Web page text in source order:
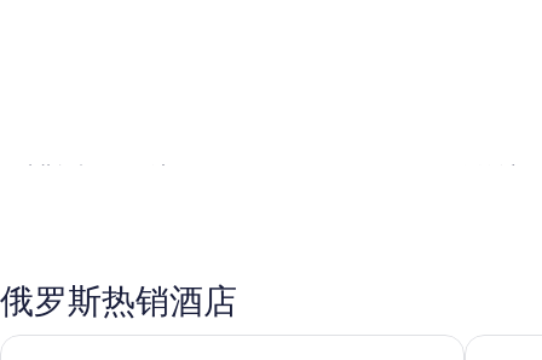
俄罗斯热销酒店
九龙酒店 香港喜